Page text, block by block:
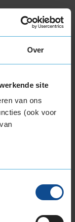
Over
site
van ons
(ook voor